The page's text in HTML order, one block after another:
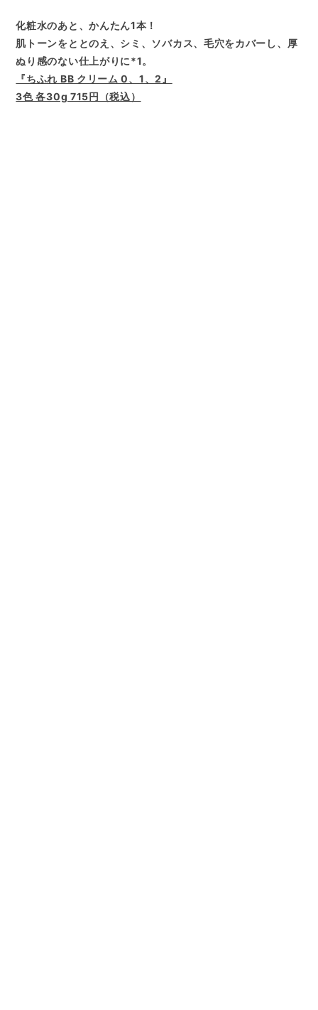
化粧水のあと、かんたん1本！
肌トーンをととのえ、シミ、ソバカス、毛穴をカバーし、厚
ぬり感のない仕上がりに*1。
『ちふれ BB クリーム 0、1、2』
3色 各30g 715円（税込）